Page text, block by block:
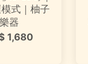
式｜柚子
器
1,680